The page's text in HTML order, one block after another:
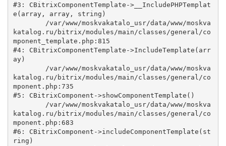
#3: CBitrixComponentTemplate->__IncludePHPTemplat
e(array, array, string)
katalog.ru/bitrix/modules/main/classes/general/co
mponent_template.php:815
#4: CBitrixComponentTemplate->IncludeTemplate(arr
ay)
katalog.ru/bitrix/modules/main/classes/general/co
mponent.php:735
#5: CBitrixComponent->showComponentTemplate()
katalog.ru/bitrix/modules/main/classes/general/co
mponent.php:683
#6: CBitrixComponent->includeComponentTemplate(st
ring)